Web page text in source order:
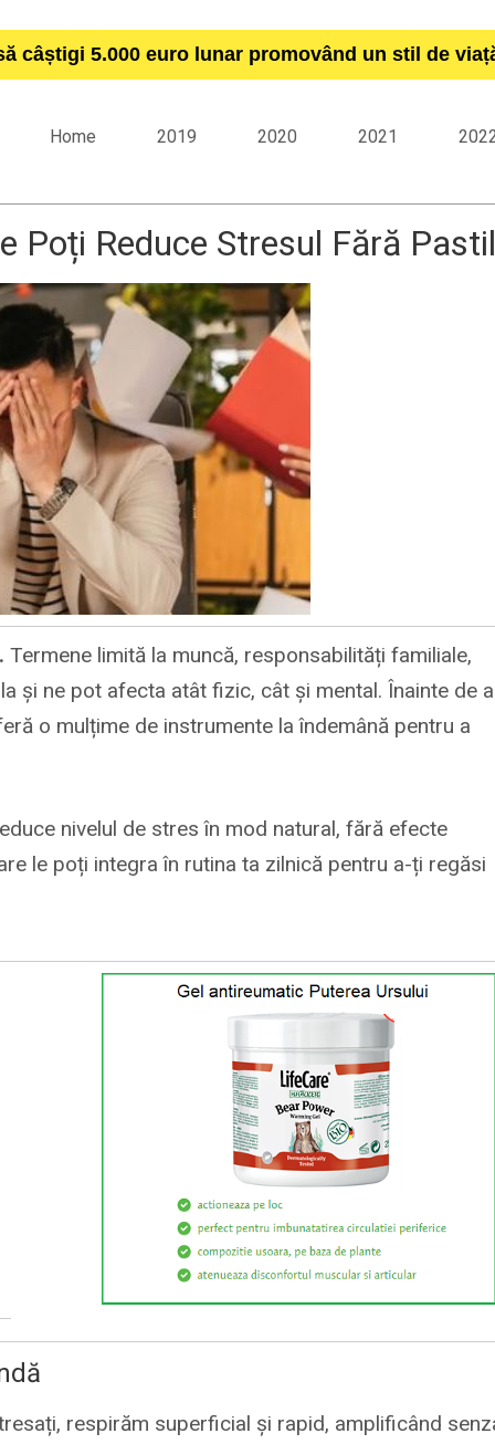
câștigi 5.000 euro lunar promovând un stil de
Home 2019 2020 2021
Poți Reduce Stresul Fără
Termene limită la muncă, responsabilități familiale,
și ne pot afecta atât fizic, cât și mental. Înainte de a
o mulțime de instrumente la îndemână pentru a
nivelul de stres în mod natural, fără efecte
le poți integra în rutina ta zilnică pentru a-ți regăsi
respirăm superficial și rapid, amplificând